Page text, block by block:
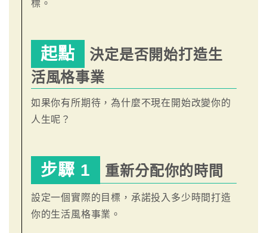
標。
起點
決定是否開始打造生
活風格事業
如果你有所期待，為什麼不現在開始改變你的
人生呢？
步驟 1 重新分配你的時間
設定一個實際的目標，承諾投入多少時間打造
你的生活風格事業。